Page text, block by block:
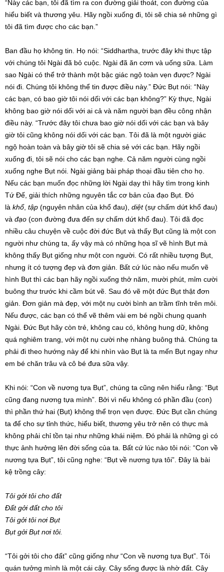
“Này các bạn, tôi đã tìm ra con đường giải thoát, con đường của
hiểu biết và thương yêu. Hãy ngồi xuống đi, tôi sẽ chia sẻ những gì
tôi đã tìm được cho các bạn.”
Ban đầu họ không tin. Họ nói: “Siddhartha, trước đây khi thực tập
với chúng tôi Ngài đã bỏ cuộc. Ngài đã ăn cơm và uống sữa. Làm
sao Ngài có thể trở thành một bậc giác ngộ toàn vẹn được? Ngài
nói đi. Chúng tôi không thể tin được điều này.” Đức Bụt nói: “Này
các bạn, có bao giờ tôi nói dối với các bạn không?” Kỳ thực, Ngài
không bao giờ nói dối với ai cả và năm người bạn đều công nhận
điều này. “Trước đây tôi chưa bao giờ nói dối với các bạn và bây
giờ tôi cũng không nói dối với các bạn. Tôi đã là một người giác
ngộ hoàn toàn và bây giờ tôi sẽ chia sẻ với các bạn. Hãy ngồi
xuống đi, tôi sẽ nói cho các bạn nghe. Cả năm người cùng ngồi
xuống nghe Bụt nói. Ngài giảng bài pháp thoại đầu tiên cho họ.
Nếu các bạn muốn đọc những lời Ngài dạy thì hãy tìm trong kinh
Tứ Đế, giải thích những nguyên tắc cơ bản của đạo Bụt. Đó
là khổ, tập (nguyên nhân của khổ đau), diệt(sự chấm dứt khổ đau)
và đạo (con đường đưa đến sự chấm dứt khổ đau). Tôi đã đọc
nhiều câu chuyện về cuộc đời đức Bụt và thấy Bụt cũng là một con
người như chúng ta, ấy vậy mà có những họa sĩ vẽ hình Bụt mà
không thấy Bụt giống như một con người. Có rất nhiều tượng Bụt,
nhưng ít có tượng đẹp và đơn giản. Bất cứ lúc nào nếu muốn vẽ
hình Bụt thì các bạn hãy ngồi xuống thở năm, mười phút, mỉm cười
buông thư trước khi cầm bút vẽ. Sau đó vẽ một đức Bụt thật đơn
giản. Đơn giản mà đẹp, với một nụ cười bình an trầm tĩnh trên môi.
Nếu được, các bạn có thể vẽ thêm vài em bé ngồi chung quanh
Ngài. Đức Bụt hãy còn trẻ, không cau có, không hung dữ, không
quá nghiêm trang, với một nụ cười nhẹ nhàng buông thả. Chúng ta
phải đi theo hướng này để khi nhìn vào Bụt là ta mến Bụt ngay như
em bé chăn trâu và cô bé đưa sữa vậy.
Khi nói: “Con về nương tựa Bụt”, chúng ta cũng nên hiểu rằng: “Bụt
cũng đang nương tựa mình”. Bởi vì nếu không có phần đầu (con)
thì phần thứ hai (Bụt) không thể trọn vẹn được. Đức Bụt cần chúng
ta để cho sự tỉnh thức, hiểu biết, thương yêu trở nên có thực mà
không phải chỉ tồn tại như những khái niệm. Đó phải là những gì có
thực ảnh hưởng lên đời sống của ta. Bất cứ lúc nào tôi nói: “Con về
nương tựa Bụt”, tôi cũng nghe: “Bụt về nương tựa tôi”. Đây là bài
kệ trồng cây:
Tôi gởi tôi cho đất
Đất gởi đất cho tôi
Tôi gởi tôi nơi Bụt
Bụt gởi Bụt nơi tôi.
“Tôi gởi tôi cho đất” cũng giống như “Con về nương tựa Bụt”. Tôi
quán tưởng mình là một cái cây. Cây sống được là nhờ đất. Cây